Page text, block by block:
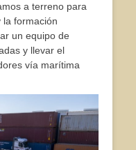
a terreno para
la formación
un equipo de
y llevar el
vía marítima